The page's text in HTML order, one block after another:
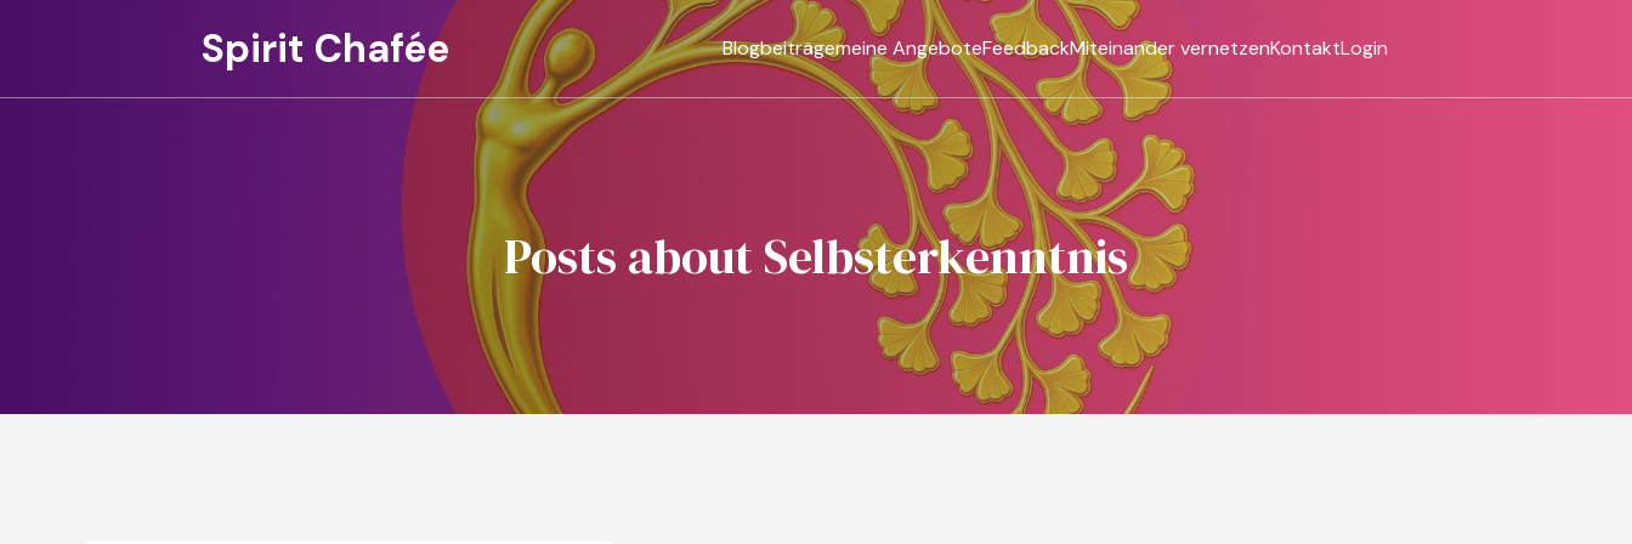
Spirit Chafée Blogbeiträgemeine AngeboteFeedbackMiteinander vernetzenKontaktLogin
Posts about Selbsterkenntnis